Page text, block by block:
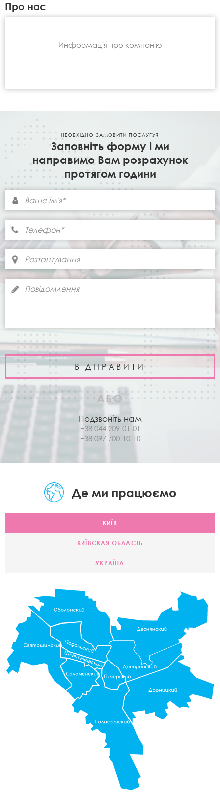
Про нас
Информація про компанію
НЕОБХІДНО ЗАМОВИТИ ПОСЛУГУ?
Заповніть форму і ми
направимо Вам розрахунок
протягом години
АБО
Подзвоніть нам
+38 044 209-01-01
+38 097 700-10-10
Де ми працюємо
КИЇВ
КИЇВСКАЯ ОБЛАСТЬ
УКРАЇНА